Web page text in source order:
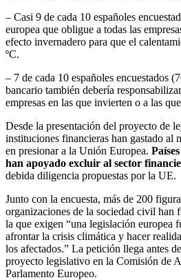
– Casi 9 de cada 10 españoles
europea que obligue a todas las
efecto invernadero para que el
ºC.
– 7 de cada 10 españoles encuestados
bancario también debería
empresas en las que invierten o a las
Desde la presentación del proyecto de
instituciones financieras han gastado al
en presionar a la Unión Europea.
han apoyado excluir al sector
debida diligencia propuestas por la UE.
Junto con la encuesta, más de 200
organizaciones de la sociedad civil han
la que exigen “una legislación europea
afrontar la crisis climática y hacer
los afectados.” La petición llega antes
proyecto legislativo en la Comisión de
Parlamento Europeo.